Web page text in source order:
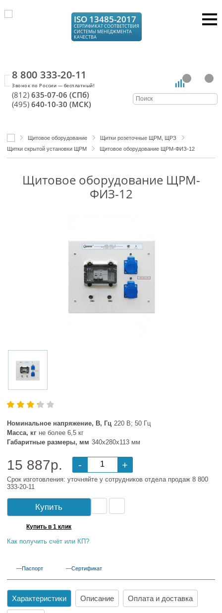
ISO 13485-2017
СЕРТИФИКАТ СООТВЕТСТВИЯ
СИСТЕМЫ МЕНЕДЖМЕНТА
КАЧЕСТВА
8 800 333-20-11
(812) 635-07-06 (СПб)
(495) 640-10-30 (МСК)
Щитовое оборудование
Щитки розеточные ЩРМ, ЩРЗ
Щитки скрытой установки ЩРМ
Щитовое оборудование ЩРМ-ФИЗ-12
Щитовое оборудование ЩРМ-
ФИЗ-12
Номинальное напряжение, В, Гц 220 В; 50 Гц
Масса, кг не более 6,5 кг
Габаритные размеры, мм 340х280х113 мм
15 887р. - +
Срок изготовления: уточняйте у сотрудников отдела продаж 8 800
333-20-11
Купить
Купить в 1 клик
Как получить счёт или КП?
Паспорт Сертификат
Характеристики Описание Оплата и доставка